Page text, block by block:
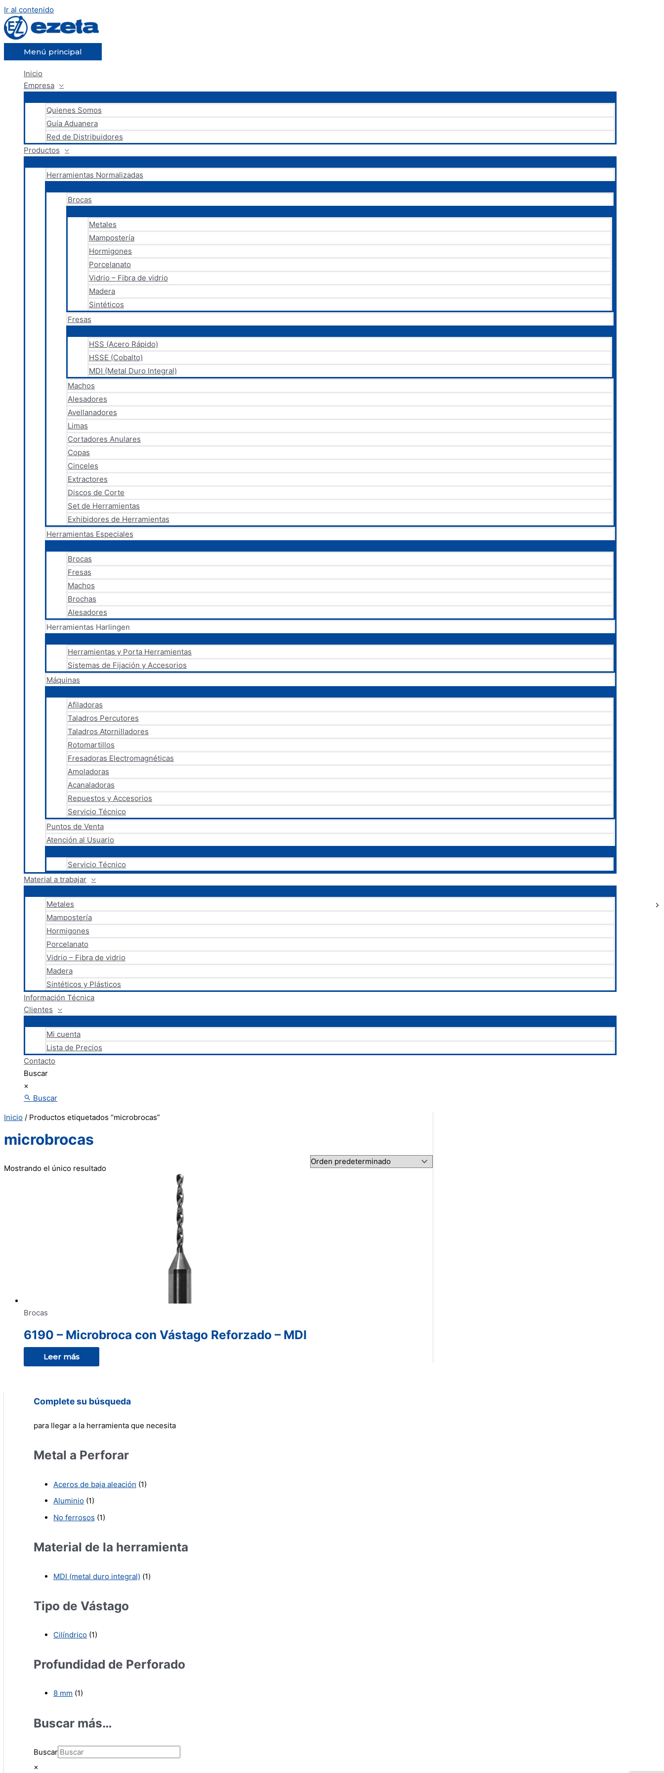
Ir al contenido
Menú principal
Inicio
Empresa
Quienes Somos
Guía Aduanera
Red de Distribuidores
Productos
Herramientas Normalizadas
Brocas
Metales
Mampostería
Hormigones
Porcelanato
Vidrio – Fibra de vidrio
Madera
Sintéticos
Fresas
HSS (Acero Rápido)
HSSE (Cobalto)
MDI (Metal Duro Integral)
Machos
Alesadores
Avellanadores
Limas
Cortadores Anulares
Copas
Cinceles
Extractores
Discos de Corte
Set de Herramientas
Exhibidores de Herramientas
Herramientas Especiales
Brocas
Fresas
Machos
Brochas
Alesadores
Herramientas Harlingen
Herramientas y Porta Herramientas
Sistemas de Fijación y Accesorios
Máquinas
Afiladoras
Taladros Percutores
Taladros Atornilladores
Rotomartillos
Fresadoras Electromagnéticas
Amoladoras
Acanaladoras
Repuestos y Accesorios
Servicio Técnico
Puntos de Venta
Atención al Usuario
Servicio Técnico
Material a trabajar
Metales
Mampostería
Hormigones
Porcelanato
Vidrio – Fibra de vidrio
Madera
Sintéticos y Plásticos
Información Técnica
Clientes
Mi cuenta
Lista de Precios
Contacto
Buscar
×
Buscar
Inicio / Productos etiquetados “microbrocas”
microbrocas
Mostrando el único resultado
Brocas
6190 – Microbroca con Vástago Reforzado – MDI
Leer más
Complete su búsqueda
para llegar a la herramienta que necesita
Metal a Perforar
Aceros de baja aleación (1)
Aluminio (1)
No ferrosos (1)
Material de la herramienta
MDI (metal duro integral) (1)
Tipo de Vástago
Cilíndrico (1)
Profundidad de Perforado
8 mm (1)
Buscar más…
Buscar
×